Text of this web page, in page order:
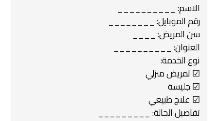
الاسم: __________
رقم الموبايل: ________
سن المريض: ____
العنوان: __________
نوع الخدمة:
☑ تمريض منزلي
☑ جليسة
☑ علاج طبيعي
تفاصيل الحالة: _________